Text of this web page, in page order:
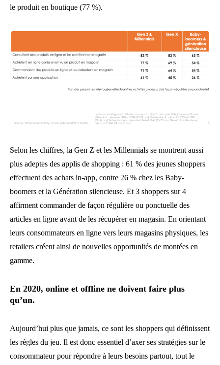
le produit en boutique (77 %).
Selon les chiffres, la Gen Z et les Millennials se montrent aussi
plus adeptes des applis de shopping : 61 % des jeunes shoppers
effectuent des achats in-app, contre 26 % chez les Baby-
boomers et la Génération silencieuse. Et 3 shoppers sur 4
affirment commander de façon régulière ou ponctuelle des
articles en ligne avant de les récupérer en magasin. En orientant
leurs consommateurs en ligne vers leurs magasins physiques, les
retailers créent ainsi de nouvelles opportunités de montées en
gamme.
En 2020, online et offline ne doivent faire plus
qu’un.
Aujourd’hui plus que jamais, ce sont les shoppers qui définissent
les règles du jeu. Il est donc essentiel d’axer ses stratégies sur le
consommateur pour répondre à leurs besoins partout, tout le